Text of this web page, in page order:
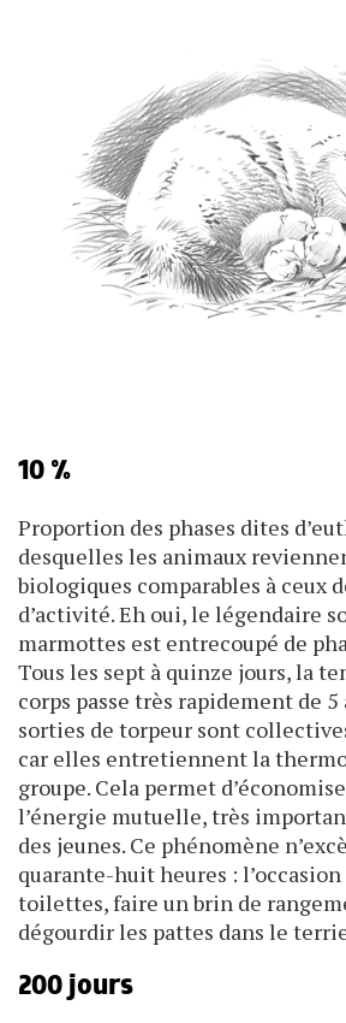
10 %
Proportion des phases dites
desquelles les animaux
biologiques comparables à ceux
d’activité. Eh oui, le légendaire
marmottes est entrecoupé de
Tous les sept à quinze jours, la
corps passe très rapidement de 5
sorties de torpeur sont
car elles entretiennent la
groupe. Cela permet
l’énergie mutuelle, très
des jeunes. Ce phénomène
quarante-huit heures : l’occasion
toilettes, faire un brin de
dégourdir les pattes dans le
200 jours